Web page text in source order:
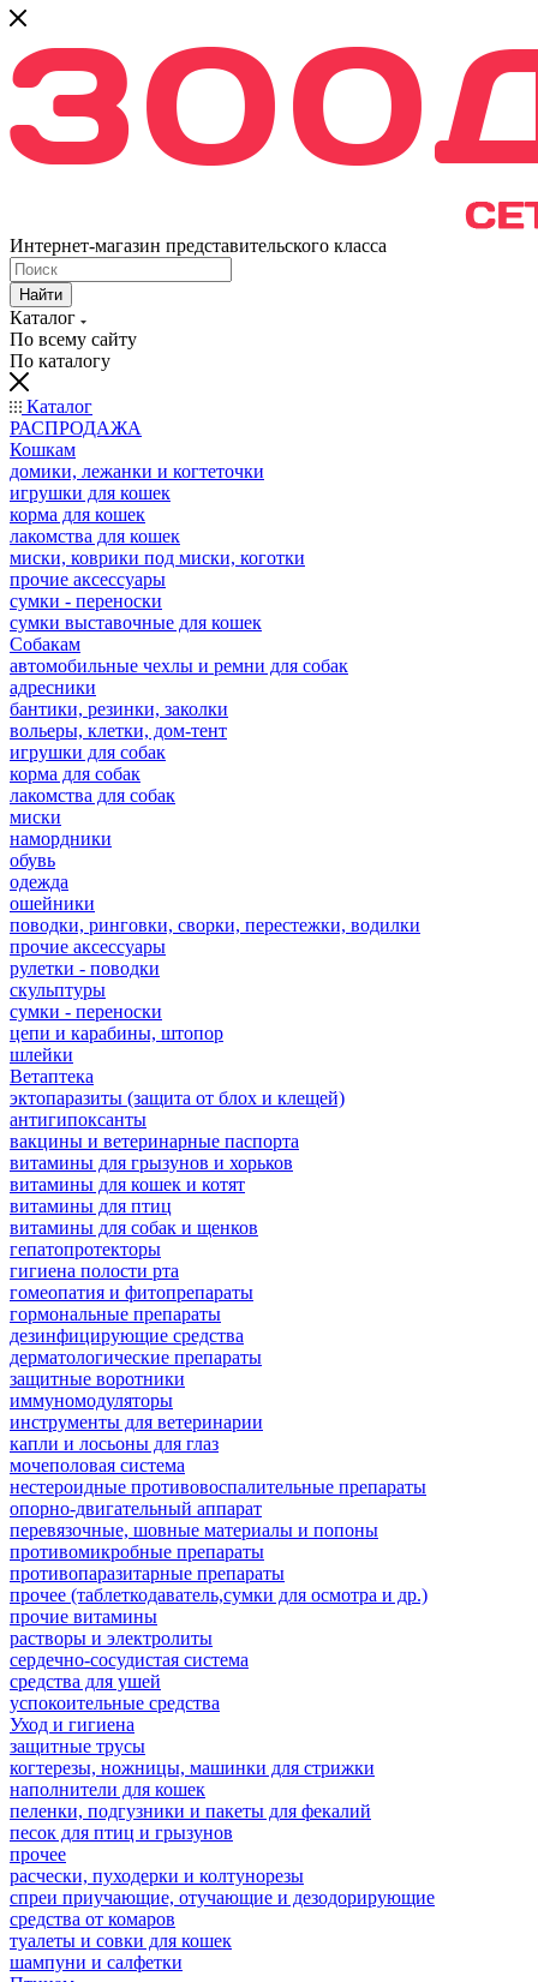
Интернет-магазин представительского класса
Найти
Каталог
По всему сайту
По каталогу
Каталог
РАСПРОДАЖА
Кошкам
домики, лежанки и когтеточки
игрушки для кошек
корма для кошек
лакомства для кошек
миски, коврики под миски, коготки
прочие аксессуары
сумки - переноски
сумки выставочные для кошек
Собакам
автомобильные чехлы и ремни для собак
адресники
бантики, резинки, заколки
вольеры, клетки, дом-тент
игрушки для собак
корма для собак
лакомства для собак
миски
намордники
обувь
одежда
ошейники
поводки, ринговки, сворки, перестежки, водилки
прочие аксессуары
рулетки - поводки
скульптуры
сумки - переноски
цепи и карабины, штопор
шлейки
Ветаптека
эктопаразиты (защита от блох и клещей)
антигипоксанты
вакцины и ветеринарные паспорта
витамины для грызунов и хорьков
витамины для кошек и котят
витамины для птиц
витамины для собак и щенков
гепатопротекторы
гигиена полости рта
гомеопатия и фитопрепараты
гормональные препараты
дезинфицирующие средства
дерматологические препараты
защитные воротники
иммуномодуляторы
инструменты для ветеринарии
капли и лосьоны для глаз
мочеполовая система
нестероидные противовоспалительные препараты
опорно-двигательный аппарат
перевязочные, шовные материалы и попоны
противомикробные препараты
противопаразитарные препараты
прочее (таблеткодаватель,сумки для осмотра и др.)
прочие витамины
растворы и электролиты
сердечно-сосудистая система
средства для ушей
успокоительные средства
Уход и гигиена
защитные трусы
когтерезы, ножницы, машинки для стрижки
наполнители для кошек
пеленки, подгузники и пакеты для фекалий
песок для птиц и грызунов
прочее
расчески, пуходерки и колтунорезы
спреи приучающие, отучающие и дезодорирующие
средства от комаров
туалеты и совки для кошек
шампуни и салфетки